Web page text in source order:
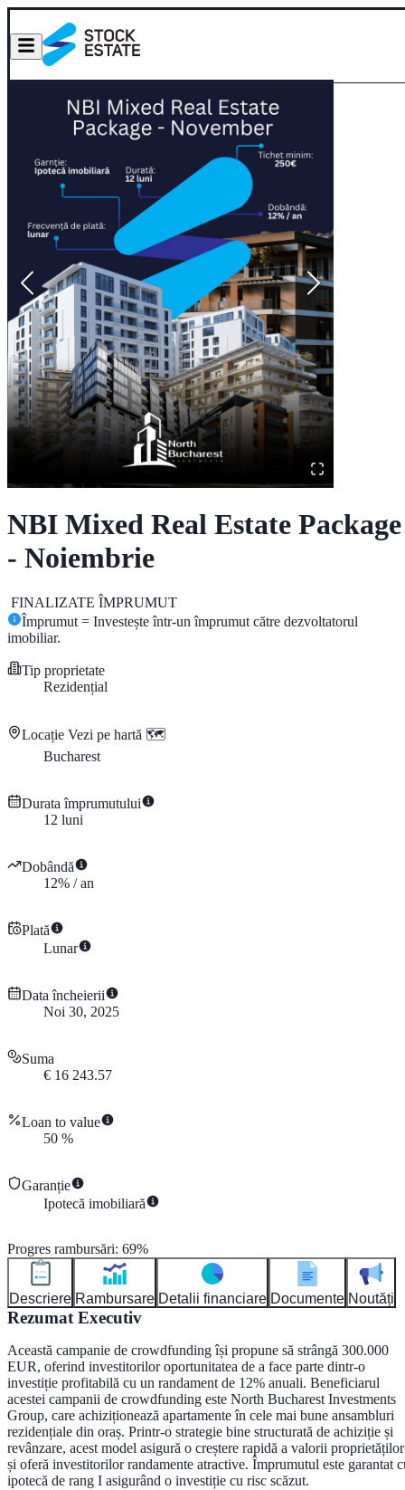
NBI Mixed Real Estate Package
- Noiembrie
FINALIZATE ÎMPRUMUT
Împrumut = Investește într-un împrumut către dezvoltatorul
imobiliar.
Tip proprietate
Rezidențial
Locație Vezi pe hartă 🗺️
Bucharest
Durata împrumutului
12 luni
Dobândă
12% /an
Plată
Lunar
Data încheierii
Noi 30, 2025
Suma
€ 16 243.57
Loan to value
50 %
Garanție
Ipotecă imobiliară
Progres rambursări: 69%
Descriere Rambursare Detalii financiare Documente Noutăți
Rezumat Executiv
Această campanie de crowdfunding își propune să strângă 300.000
EUR, oferind investitorilor oportunitatea de a face parte dintr-o
investiție profitabilă cu un randament de 12% anuali. Beneficiarul
acestei campanii de crowdfunding este North Bucharest Investments
Group, care achiziționează apartamente în cele mai bune ansambluri
rezidențiale din oraș. Printr-o strategie bine structurată de achiziție și
revânzare, acest model asigură o creștere rapidă a valorii proprietăților
și oferă investitorilor randamente atractive. Împrumutul este garantat
ipotecă de rang I asigurând o investiție cu risc scăzut.